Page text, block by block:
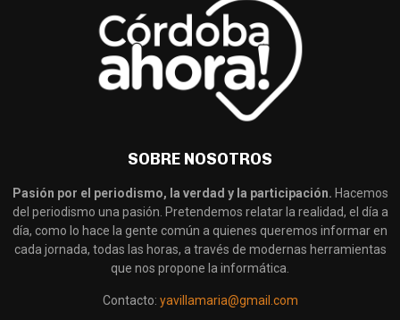
SOBRE NOSOTROS
Pasión por el periodismo, la verdad y la participación. Hacemos
del periodismo una pasión. Pretendemos relatar la realidad, el día a
día, como lo hace la gente común a quienes queremos informar en
cada jornada, todas las horas, a través de modernas herramientas
que nos propone la informática.
Contacto: yavillamaria@gmail.com